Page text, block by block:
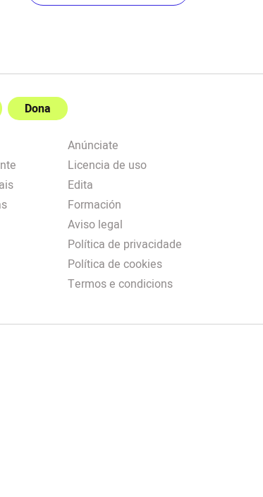
Dona
Anúnciate
Licencia de uso
Edita
Formación
Aviso legal
Política de privacidade
Política de cookies
Termos e condicions